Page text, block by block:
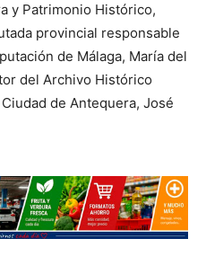
y Patrimonio Histórico,
provincial responsable
de Málaga, María del
del Archivo Histórico
de Antequera, José